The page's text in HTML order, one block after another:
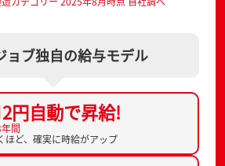
ョブ独自の給与モデル
円自動で昇給!
間
ど、 確実に時給がアップ